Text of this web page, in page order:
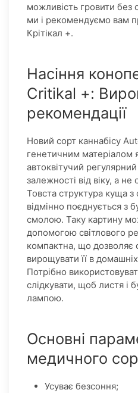
можливість гровити без
ми і рекомендуємо вам
Крітікал +.
Насіння
Critikal +:
рекомендації
Новий сорт каннабісу
генетичним матеріалом
автоквітучий
залежності від віку, а не
Товста структура куща
відмінно поєднується з
смолою. Таку картину
допомогою світлового
компактна, що дозволяє
вирощувати її в
Потрібно
слідкувати, щоб листя і
лампою.
Основні
медичного
Усуває безсоння;